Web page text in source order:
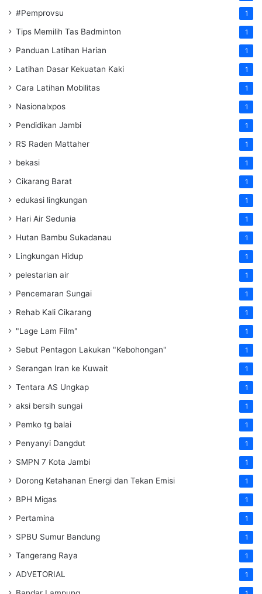
#Pemprovsu 1
Tips Memilih Tas Badminton 1
Panduan Latihan Harian 1
Latihan Dasar Kekuatan Kaki 1
Cara Latihan Mobilitas 1
Nasionalxpos 1
Pendidikan Jambi 1
RS Raden Mattaher 1
bekasi 1
Cikarang Barat 1
edukasi lingkungan 1
Hari Air Sedunia 1
Hutan Bambu Sukadanau 1
Lingkungan Hidup 1
pelestarian air 1
Pencemaran Sungai 1
Rehab Kali Cikarang 1
"Lage Lam Film" 1
Sebut Pentagon Lakukan "Kebohongan" 1
Serangan Iran ke Kuwait 1
Tentara AS Ungkap 1
aksi bersih sungai 1
Pemko tg balai 1
Penyanyi Dangdut 1
SMPN 7 Kota Jambi 1
Dorong Ketahanan Energi dan Tekan Emisi 1
BPH Migas 1
Pertamina 1
SPBU Sumur Bandung 1
Tangerang Raya 1
ADVETORIAL 1